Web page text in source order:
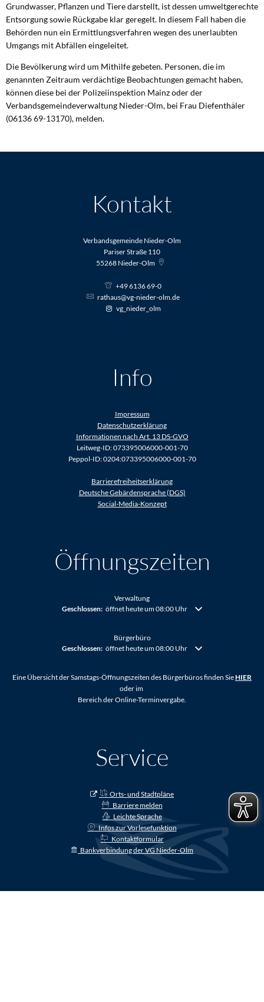
Grundwasser, Pflanzen und Tiere darstellt, ist dessen umweltgerechte
Entsorgung sowie Rückgabe klar geregelt. In diesem Fall haben die
Behörden nun ein Ermittlungsverfahren wegen des unerlaubten
Umgangs mit Abfällen eingeleitet.
Die Bevölkerung wird um Mithilfe gebeten. Personen, die im
genannten Zeitraum verdächtige Beobachtungen gemacht haben,
können diese bei der Polizeiinspektion Mainz oder der
Verbandsgemeindeverwaltung Nieder-Olm, bei Frau Diefenthäler
(06136 69-13170), melden.
Kontakt
Verbandsgemeinde Nieder-Olm
Pariser Straße 110
55268 Nieder-Olm
+49 6136 69-0
rathaus@vg-nieder-olm.de
vg_nieder_olm
Info
Impressum
Datenschutzerklärung
Informationen nach Art. 13 DS-GVO
Leitweg-ID: 073395006000-001-70
Peppol-ID: 0204:073395006000-001-70
Barrierefreiheitserklärung
Deutsche Gebärdensprache (DGS)
Social-Media-Konzept
Öffnungszeiten
Verwaltung
Klicken, um weitere Öffnungs- oder Schließzeiten auszublenden
Geschlossen: öffnet heute um 08:00 Uhr
Bürgerbüro
Klicken, um weitere Öffnungs- oder Schließzeiten auszublenden
Geschlossen: öffnet heute um 08:00 Uhr
Eine Übersicht der Samstags-Öffnungszeiten des Bürgerbüros finden SieHIER
oder im
Bereich der Online-Terminvergabe.
Service
Orts- und Stadtpläne
Barriere melden
Leichte Sprache
Infos zur Vorlesefunktion
Kontaktformular
Bankverbindung der VG Nieder-Olm